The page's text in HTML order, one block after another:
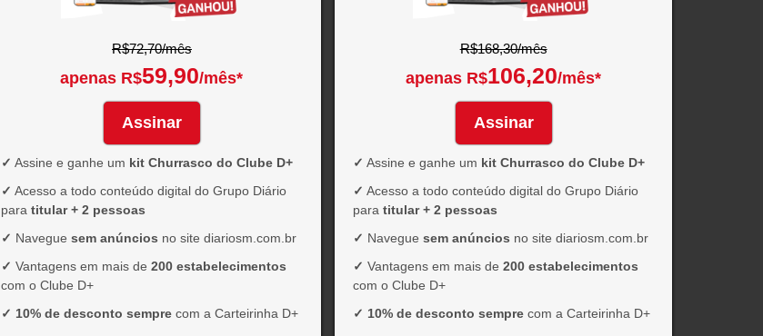
R$72,70/mês
apenas R$59,90/mês*
Assinar
✓ Assine e ganhe um kit Churrasco do Clube D+
✓ Acesso a todo conteúdo digital do Grupo Diário
paratitular + 2 pessoas
✓ Naveguesem anúncios no site diariosm.com.br
✓ Vantagens em mais de200 estabelecimentos
com o Clube D+
✓ 10% de desconto sempre com a Carteirinha D+
R$168,30/mês
apenas R$106,20/mês*
Assinar
✓ Assine e ganhe um kit Churrasco do Clube D+
✓ Acesso a todo conteúdo digital do Grupo Diário
paratitular + 2 pessoas
✓ Naveguesem anúncios no site diariosm.com.br
✓ Vantagens em mais de200 estabelecimentos
com o Clube D+
✓ 10% de desconto sempre com a Carteirinha D+